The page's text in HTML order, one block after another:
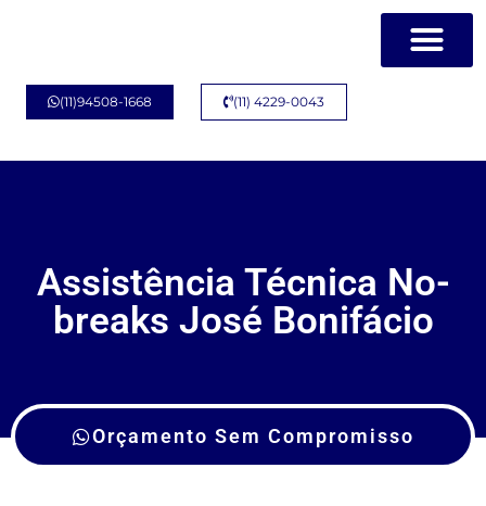
(11)94508-1668 (11) 4229-0043
Assistência Técnica No-
breaks José Bonifácio
Orçamento Sem Compromisso